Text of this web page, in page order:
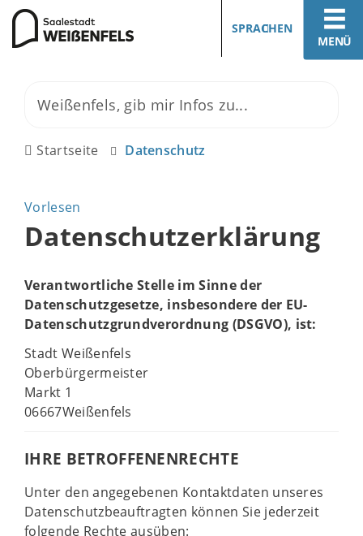
MENÜ
SPRACHEN
Startseite Datenschutz
Vorlesen
Datenschutzerklärung
Verantwortliche Stelle im Sinne der
Datenschutzgesetze, insbesondere der EU-
Datenschutzgrundverordnung (DSGVO), ist:
Stadt Weißenfels
Oberbürgermeister
Markt 1
06667Weißenfels
IHRE BETROFFENENRECHTE
Unter den angegebenen Kontaktdaten unseres
Datenschutzbeauftragten können Sie jederzeit
folgende Rechte ausüben: